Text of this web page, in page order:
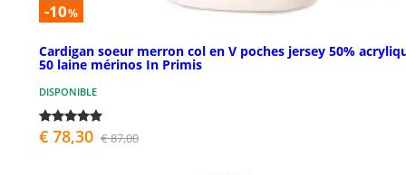
-10%
Cardigan soeur merron col en V poches jersey 50%
50 laine mérinos In Primis
DISPONIBLE
€ 78,30 € 87,00